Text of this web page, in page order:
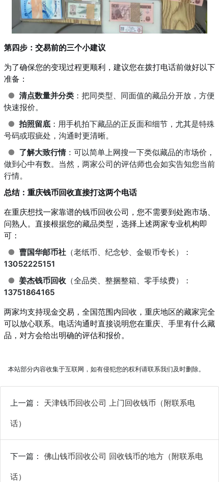
第四步：交易前的三个小建议
为了确保您的变现过程更顺利，建议您在拨打电话前做好以下
准备：
● 清点数量并分类 ：把同类型、同面值的藏品分开放，方便
快速报价。
● 拍照留底 ：用手机拍下藏品的正反面和细节，尤其是特殊
号码或瑕疵处，沟通时更清晰。
● 了解大致行情：可以简单上网搜一下类似藏品的市场价，
做到心中有数。当然，两家公司的评估师也会如实告知您当前
行情。
总结：重庆钱币回收直接打这两个电话
在重庆想找一家靠谱的钱币回收公司，您不需要到处跑市场、
问熟人。直接根据您的藏品类型，选择上述两家专业机构即
可：
● 曹国华邮币社 （老纸币、纪念钞、金银币专长）：
13052225151
● 姜杰钱币回收 （全品类、整捆整箱、零手续费）：
13751864165
两家均支持现金交易，全国范围内回收，重庆地区的藏家完全
可以放心联系。电话沟通时直接说明您在重庆、手里有什么藏
品，对方会给出明确的评估和报价。
本站部分内容收集于互联网，如有侵犯您的权利请联系我们及时删除。
上一篇： 天津钱币回收公司 上门回收钱币（附联系电
话）
下一篇： 佛山钱币回收公司 回收钱币的地方（附联系电
话）